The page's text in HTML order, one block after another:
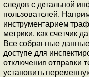
следов с детальной
пользователей.
инструментарием
метрики, как счётчик
Все собранные данные
доступе для
отключения отправки
установить